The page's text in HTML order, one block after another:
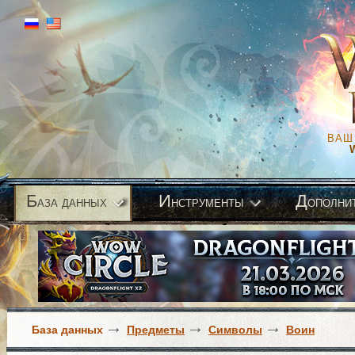
ВАШ
База данных Инструменты Д
База данных Предметы Символы Воин